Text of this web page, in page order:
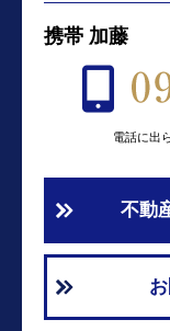
携帯 加藤
電話に出
不動